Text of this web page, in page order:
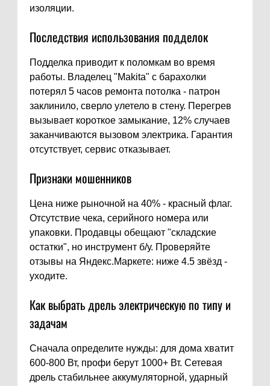
изоляции.
Последствия использования подделок
Подделка приводит к поломкам во время
работы. Владелец "Makita" с барахолки
потерял 5 часов ремонта потолка - патрон
заклинило, сверло улетело в стену. Перегрев
вызывает короткое замыкание, 12% случаев
заканчиваются вызовом электрика. Гарантия
отсутствует, сервис отказывает.
Признаки мошенников
Цена ниже рыночной на 40% - красный флаг.
Отсутствие чека, серийного номера или
упаковки. Продавцы обещают "складские
остатки", но инструмент б/у. Проверяйте
отзывы на Яндекс.Маркете: ниже 4.5 звёзд -
уходите.
Как выбрать дрель электрическую по типу и
задачам
Сначала определите нужды: для дома хватит
600-800 Вт, профи берут 1000+ Вт. Сетевая
дрель стабильнее аккумуляторной, ударный